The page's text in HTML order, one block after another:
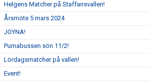
Helgens Matcher på Staffansvallen!
Årsmöte 5 mars 2024
JOYNA!
Pumabussen sön 11/2!
Lördagsmatcher på vallen!
Event!